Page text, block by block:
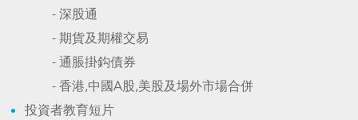
- 深股通
- 期貨及期權交易
- 通脹掛鈎債券
- 香港,中國A股,美股及場外市場合併
投資者教育短片